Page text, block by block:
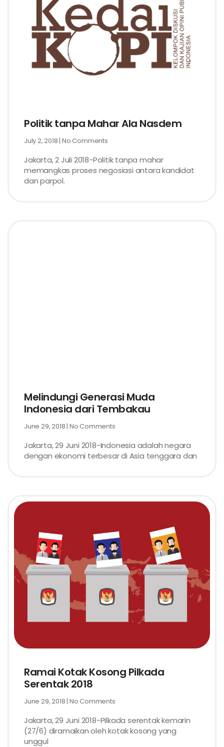
Politik tanpa Mahar Ala Nasdem
July 2, 2018 No Comments
Jakarta, 2 Juli 2018-Politik tanpa mahar
memangkas proses negosiasi antara kandidat
dan parpol.
Melindungi Generasi Muda
Indonesia dari Tembakau
June 29, 2018 No Comments
Jakarta, 29 Juni 2018-Indonesia adalah negara
dengan ekonomi terbesar di Asia tenggara dan
Ramai Kotak Kosong Pilkada
Serentak 2018
June 29, 2018 No Comments
Jakarta, 29 Juni 2018-Pilkada serentak kemarin
(27/6) diramaikan oleh kotak kosong yang
unggul